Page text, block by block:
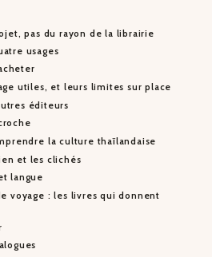
pas du rayon de la librairie
usages
utiles, et leurs limites sur place
éditeurs
la culture thaïlandaise
et les clichés
langue
voyage : les livres qui donnent